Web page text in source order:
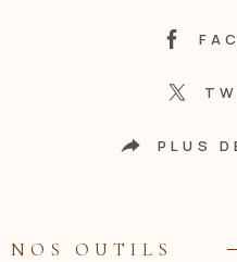
PLUS
NOS OUTILS